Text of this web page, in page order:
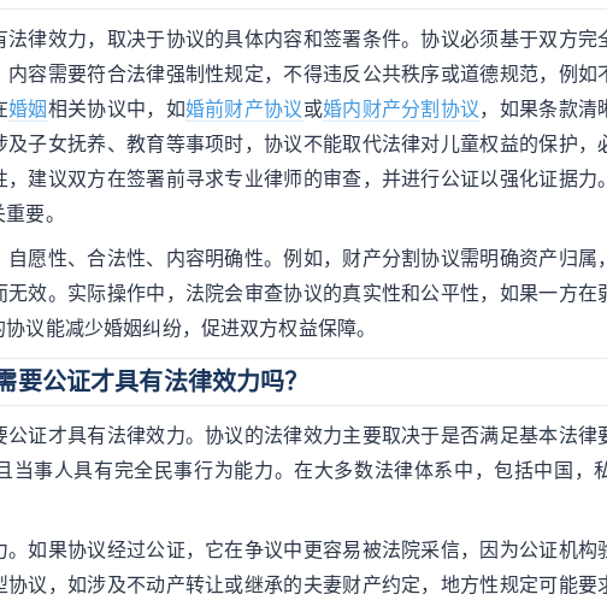
律效力，取决于协议的具体内容和签署条件。协议必须基于双方完
容需要符合法律强制性规定，不得违反公共秩序或道德规范，例如
婚姻相关协议中，如婚前财产协议或婚内财产分割协议，如果条款清
子女抚养、教育等事项时，协议不能取代法律对儿童权益的保护，
建议双方在签署前寻求专业律师的审查，并进行公证以强化证据力
要。
愿性、合法性、内容明确性。例如，财产分割协议需明确资产归属
效。实际操作中，法院会审查协议的真实性和公平性，如果一方在
议能减少婚姻纠纷，促进双方权益保障。
要公证才具有法律效力吗？
公证才具有法律效力。协议的法律效力主要取决于是否满足基本法律
当事人具有完全民事行为能力。在大多数法律体系中，包括中国，
如果协议经过公证，它在争议中更容易被法院采信，因为公证机构
议，如涉及不动产转让或继承的夫妻财产约定，地方性规定可能要